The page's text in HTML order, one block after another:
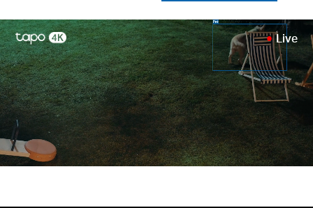
Telecamere 1080p